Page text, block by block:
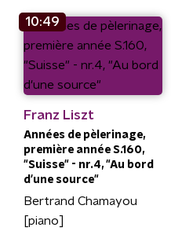
10:49
Franz Liszt
Années de pèlerinage,
première année S.160,
"Suisse" - nr.4, "Au bord
d'une source"
Bertrand Chamayou
[piano]